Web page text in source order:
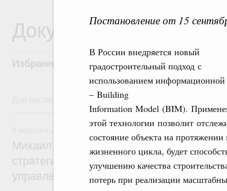
Постановление от 15
В России внедряется новый
градостроительный подход с
использованием
– Building
Information Model (BIM).
этой технологии позволит
состояние объекта на протяжении
жизненного цикла, будет
улучшению качества
потерь при реализации
Документы
Избранные документы со справками к
Для системного поиска перейдите в раздел "Поиск по
6 августа, четверг
Михаил Мишустин дал поручения по
стратегической сессии о
управления научно-технологическим